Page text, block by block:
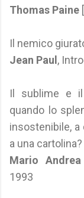
Thomas Paine
Il nemico
Jean Paul ,
Il sublime e
quando lo
insostenibile,
a una cartolina?
Mario
1993